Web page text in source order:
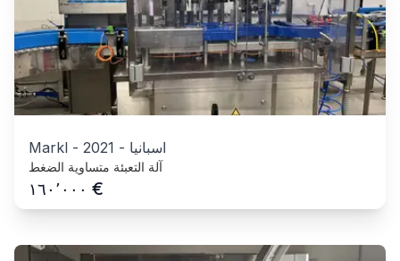
Markl - 2021 - اسبانيا
آلة التعبئة متساوية الضغط
١٦٠٬٠٠٠ €